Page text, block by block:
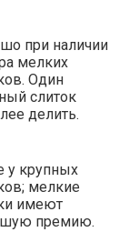
при наличии
мелких
Один
слиток
делить.
у крупных
мелкие
имеют
премию.